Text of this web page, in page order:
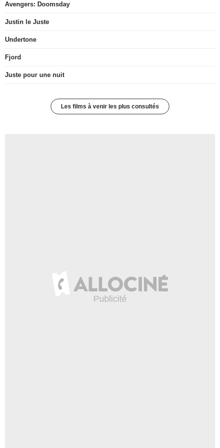
Avengers: Doomsday
Justin le Juste
Undertone
Fjord
Juste pour une nuit
Les films à venir les plus consultés